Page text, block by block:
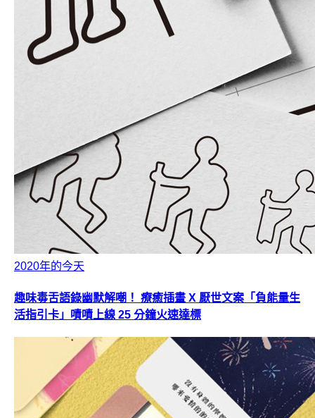
2020年的今天
趣味毒舌語錄幽默解嘲！ 療癒插畫 X 厭世文案「負能量生
活指引卡」嘖嘖上線 25 分鐘火速達標